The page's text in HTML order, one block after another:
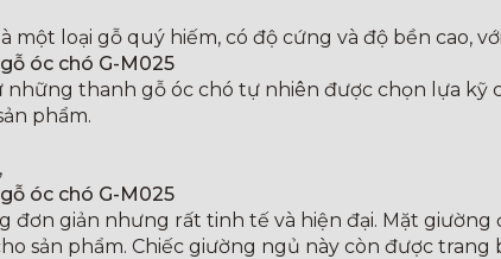
một loại gỗ quý hiếm, có độ cứng và độ bền cao,
óc chó G-M025
thanh gỗ óc chó tự nhiên được chọn lựa kỹ
phẩm.
óc chó G-M025
đơn giản nhưng rất tinh tế và hiện đại. Mặt
sản phẩm. Chiếc giường ngủ này còn được